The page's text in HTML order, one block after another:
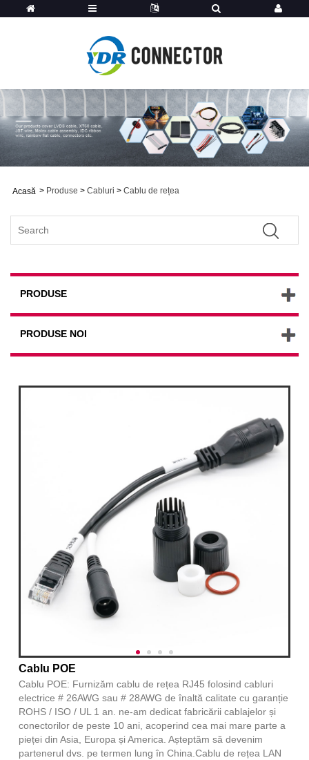
Acasă > Produse > Cabluri > Cablu de rețea
PRODUSE
PRODUSE NOI
Cablu POE
Cablu POE: Furnizăm cablu de rețea RJ45 folosind cabluri
electrice # 26AWG sau # 28AWG de înaltă calitate cu garanție
ROHS / ISO / UL 1 an. ne-am dedicat fabricării cablajelor și
conectorilor de peste 10 ani, acoperind cea mai mare parte a
pieței din Asia, Europa și America. Așteptăm să devenim
partenerul dvs. pe termen lung în China.Cablu de rețea LAN